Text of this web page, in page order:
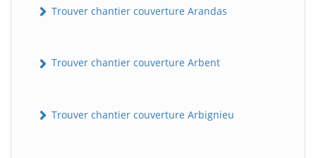
Trouver chantier couverture Arandas
Trouver chantier couverture Arbent
Trouver chantier couverture Arbignieu